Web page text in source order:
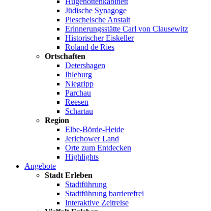
Jüdische Synagoge
Pieschelsche Anstalt
Erinnerungsstätte Carl von Clausewitz
Historischer Eiskeller
Roland de Ries
Ortschaften
Detershagen
Ihleburg
Niegripp
Parchau
Reesen
Schartau
Region
Elbe-Börde-Heide
Jerichower Land
Orte zum Entdecken
Highlights
Angebote
Stadt Erleben
Stadtführung
Stadtführung barrierefrei
Interaktive Zeitreise